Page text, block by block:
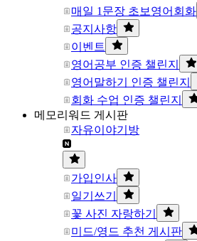
매일 1문장 초보영어회화
공지사항
이벤트
영어공부 인증 챌린지
영어말하기 인증 챌린지
회화 수업 인증 챌린지
메모리워드 게시판
자유이야기방
가입인사
일기쓰기
꽃 사진 자랑하기
미드/영드 추천 게시판